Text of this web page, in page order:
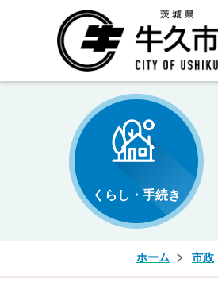
くらし・手続き
ホーム 市政